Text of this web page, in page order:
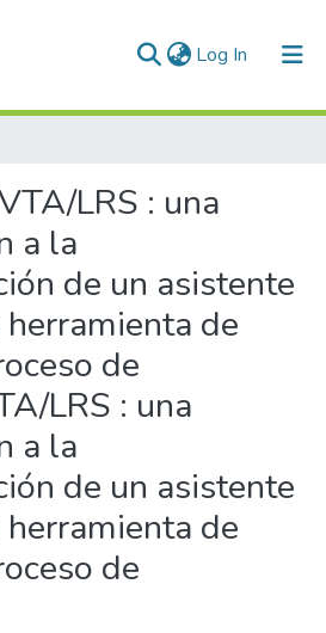
Log In (current)
LRS : una
a la
de un asistente
de
de
LRS : una
a la
de un asistente
de
de